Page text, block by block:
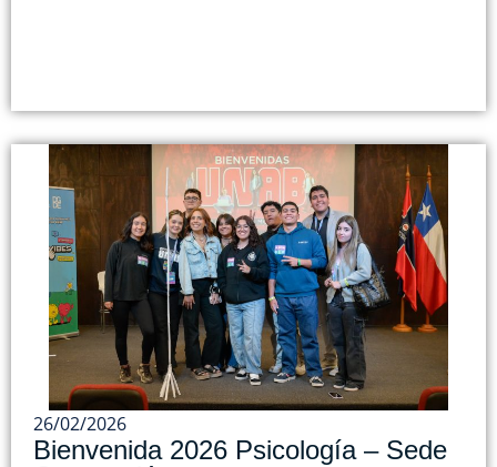
26/02/2026
Bienvenida 2026 Psicología – Sede